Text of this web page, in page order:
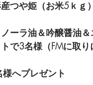
産つや姫（お米5ｋｇ
ノーラ油＆吟醸醤油
で3名様（FMに取り
へプレゼント